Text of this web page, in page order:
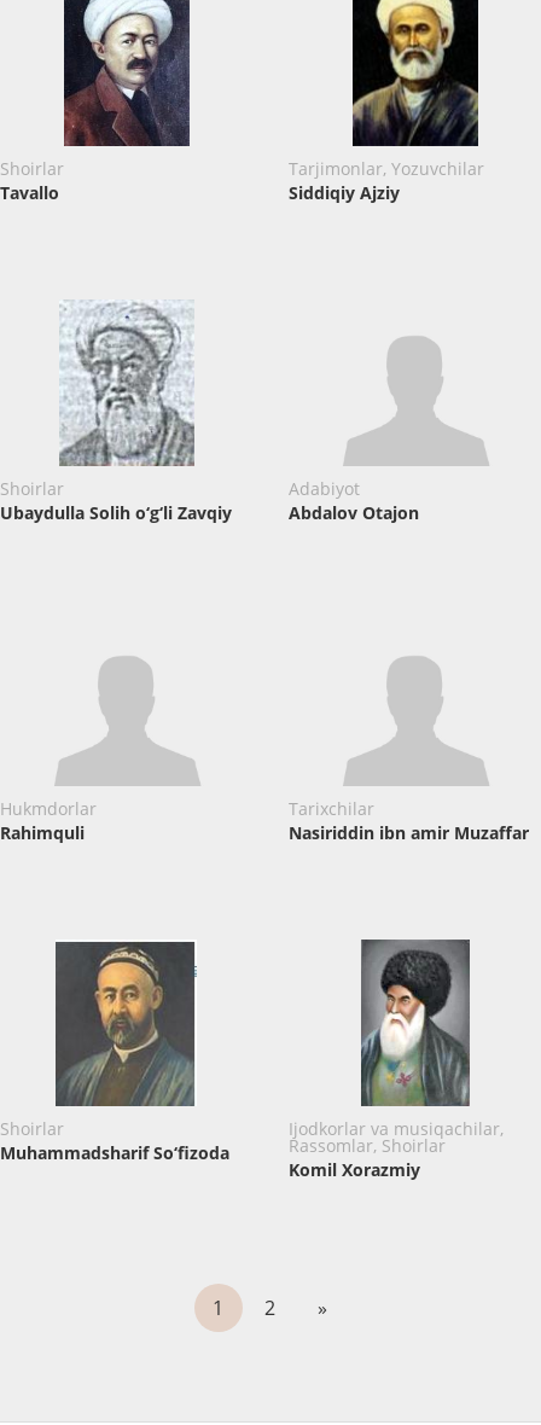
Shoirlar
Tavallo
Tarjimonlar, Yozuvchilar
Siddiqiy Ajziy
Shoirlar
Ubaydulla Solih o‘g‘li Zavqiy
Adabiyot
Abdalov Otajon
Hukmdorlar
Rahimquli
Tarixchilar
Nasiriddin ibn amir Muzaffar
Shoirlar
Muhammadsharif So‘fizoda
Ijodkorlar va musiqachilar,
Rassomlar, Shoirlar
Komil Xorazmiy
1 2 »